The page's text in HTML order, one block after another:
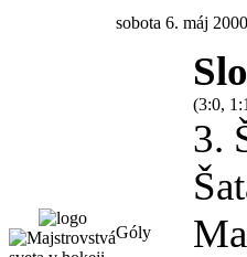
sobota 6. máj
(3:0,
Góly
3.